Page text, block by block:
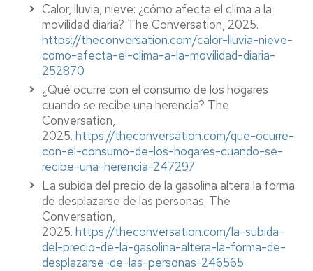
Calor, lluvia, nieve: ¿cómo afecta el clima a la
movilidad diaria? The Conversation, 2025.
https://theconversation.com/calor-lluvia-nieve-
como-afecta-el-clima-a-la-movilidad-diaria-
252870
¿Qué ocurre con el consumo de los hogares
cuando se recibe una herencia? The
Conversation,
2025. https://theconversation.com/que-ocurre-
con-el-consumo-de-los-hogares-cuando-se-
recibe-una-herencia-247297
La subida del precio de la gasolina altera la forma
de desplazarse de las personas. The
Conversation,
2025. https://theconversation.com/la-subida-
del-precio-de-la-gasolina-altera-la-forma-de-
desplazarse-de-las-personas-246565